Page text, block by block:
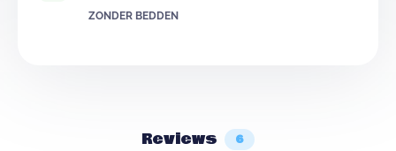
ZONDER BEDDEN
Reviews 6